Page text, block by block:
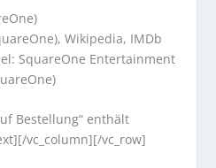
Wikipedia, IMDb
SquareOne Entertainment
Bestellung“ enthält
vc_column][/vc_row]